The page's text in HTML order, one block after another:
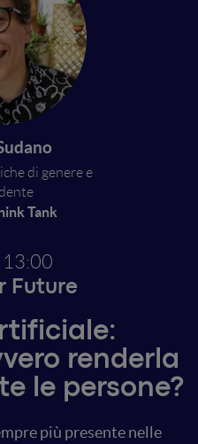
di genere e
Tank
13:00
Future
renderla
le persone?
più presente nelle